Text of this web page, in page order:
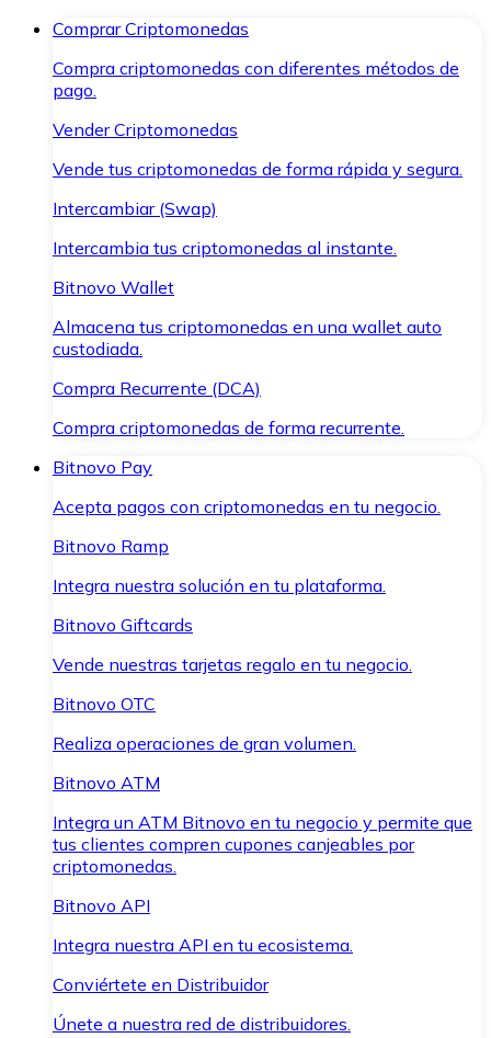
Comprar Criptomonedas
Compra criptomonedas con diferentes métodos de
pago.
Vender Criptomonedas
Vende tus criptomonedas de forma rápida y segura.
Intercambiar (Swap)
Intercambia tus criptomonedas al instante.
Bitnovo Wallet
Almacena tus criptomonedas en una wallet auto
custodiada.
Compra Recurrente (DCA)
Compra criptomonedas de forma recurrente.
Bitnovo Pay
Acepta pagos con criptomonedas en tu negocio.
Bitnovo Ramp
Integra nuestra solución en tu plataforma.
Bitnovo Giftcards
Vende nuestras tarjetas regalo en tu negocio.
Bitnovo OTC
Realiza operaciones de gran volumen.
Bitnovo ATM
Integra un ATM Bitnovo en tu negocio y permite que
tus clientes compren cupones canjeables por
criptomonedas.
Bitnovo API
Integra nuestra API en tu ecosistema.
Conviértete en Distribuidor
Únete a nuestra red de distribuidores.